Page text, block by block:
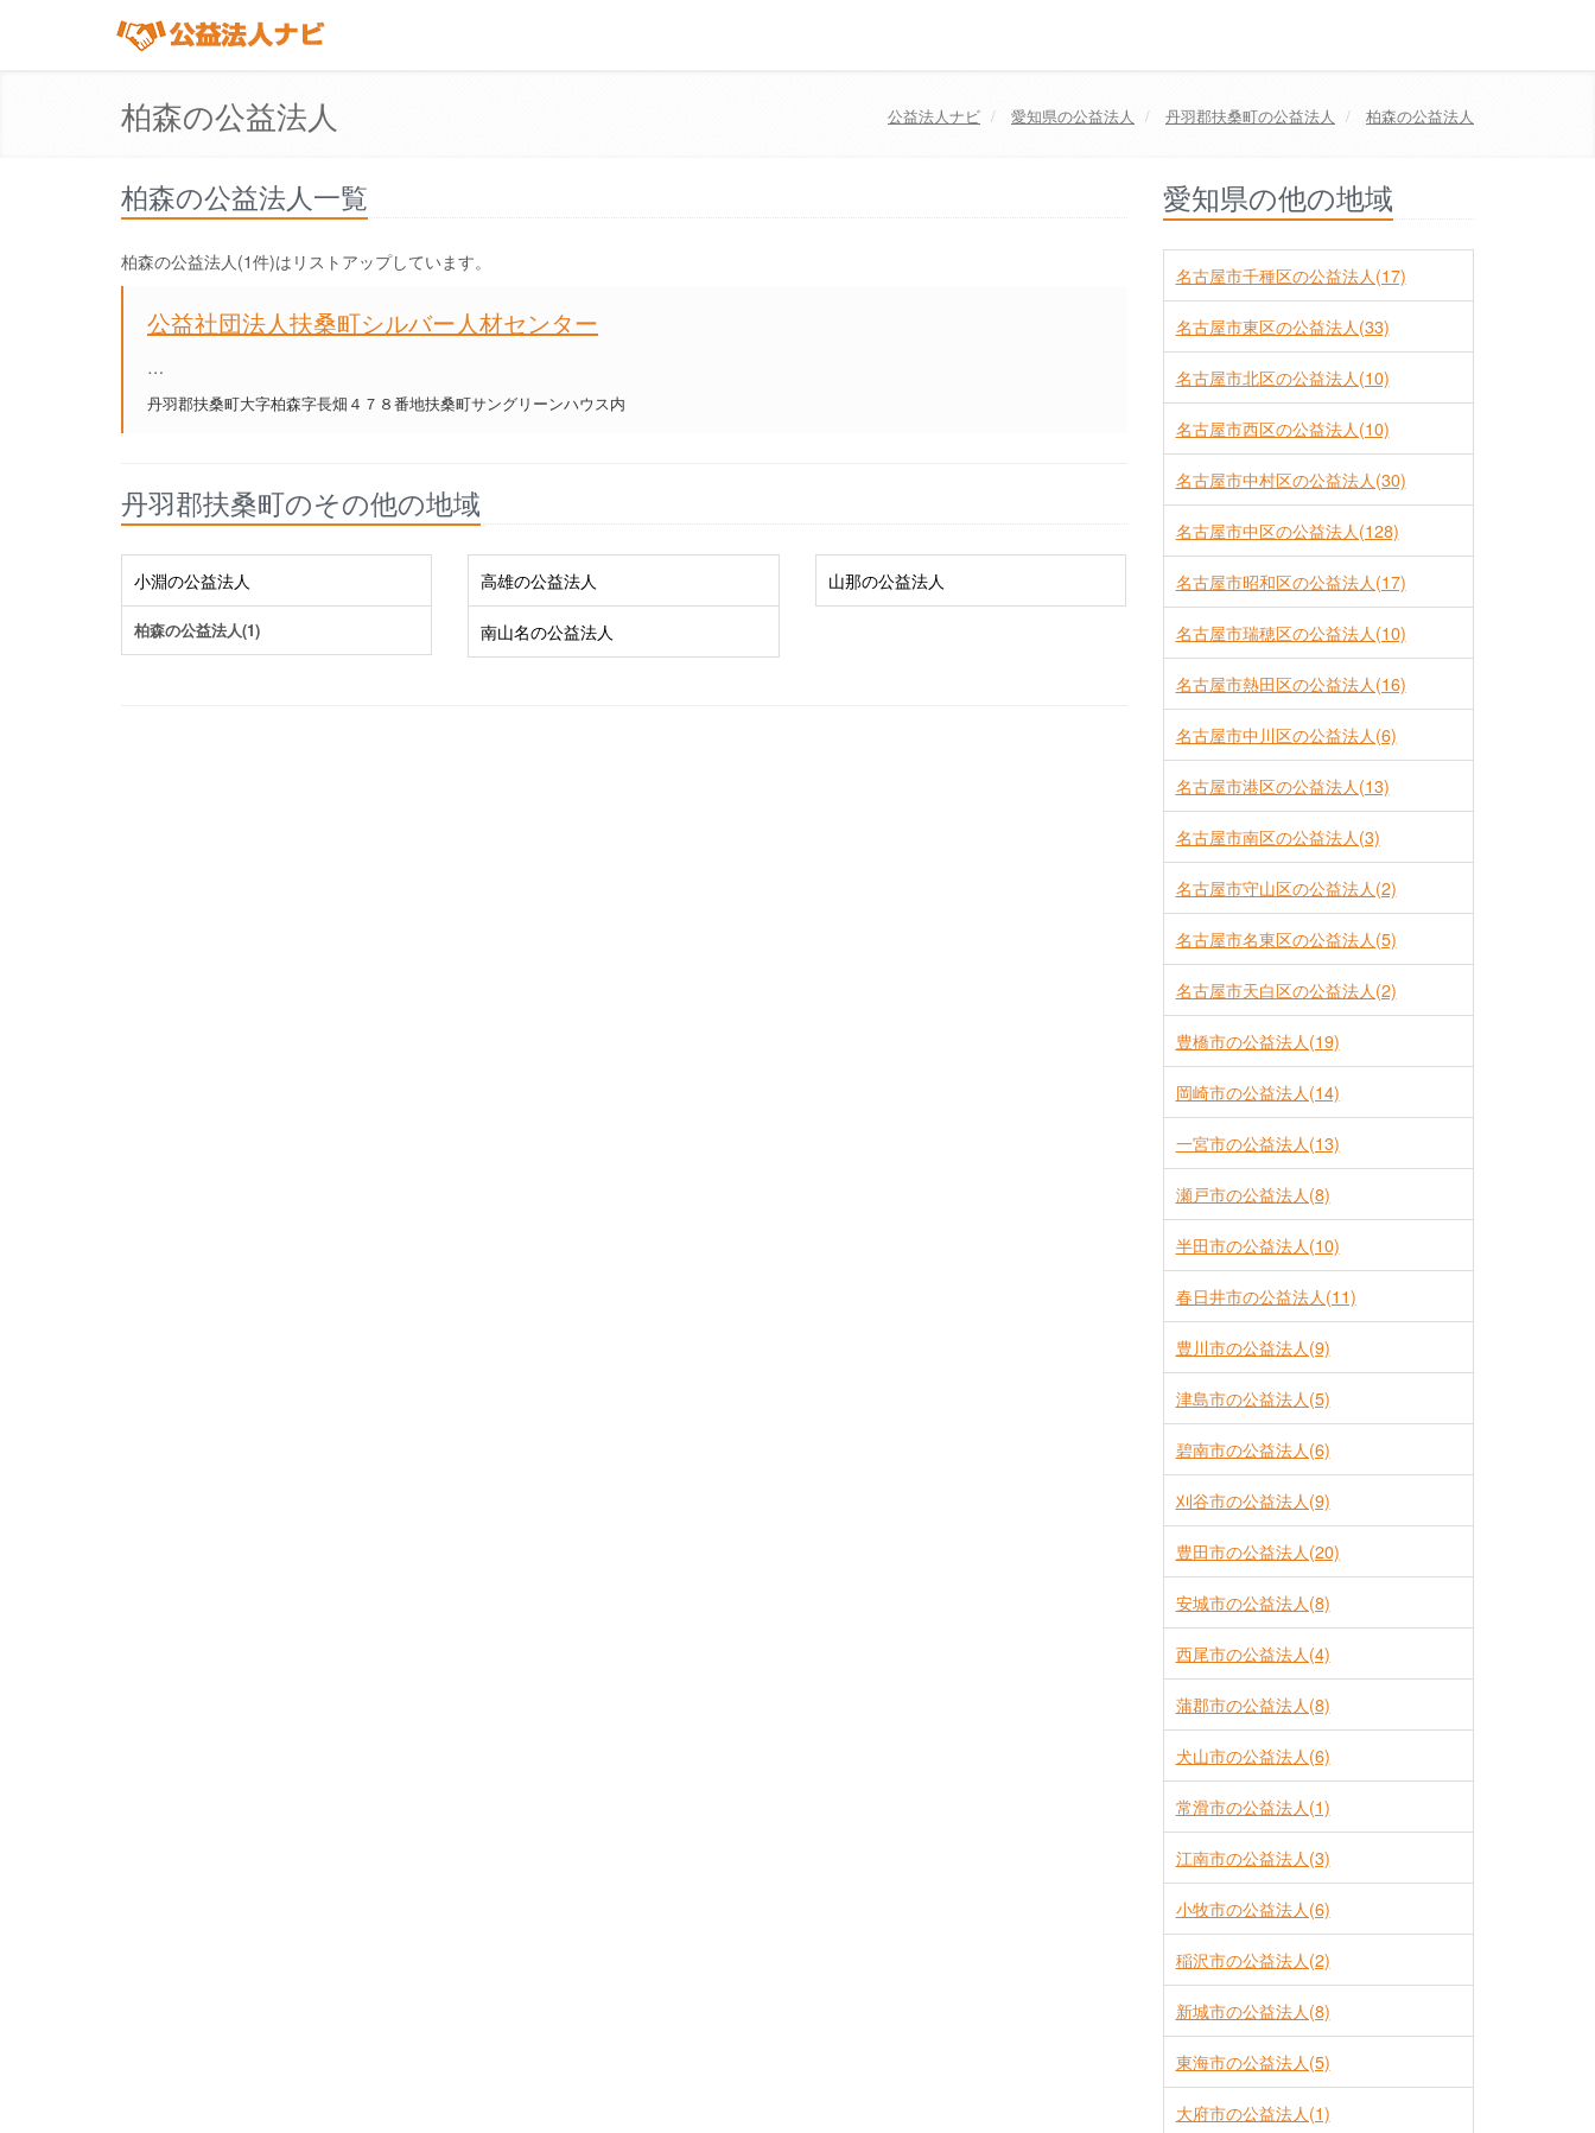
柏森の公益法人 公益法人ナビ 愛知県の公益法人 丹羽郡扶桑町の公益法人 柏森の公益法人
柏森の公益法人一覧
柏森の公益法人(1件)はリストアップしています。
公益社団法人扶桑町シルバー人材センター
…
丹羽郡扶桑町大字柏森字長畑４７８番地扶桑町サングリーンハウス内
丹羽郡扶桑町のその他の地域
小淵の公益法人
柏森の公益法人(1)
高雄の公益法人
南山名の公益法人
山那の公益法人
愛知県の他の地域
名古屋市千種区の公益法人(17)
名古屋市東区の公益法人(33)
名古屋市北区の公益法人(10)
名古屋市西区の公益法人(10)
名古屋市中村区の公益法人(30)
名古屋市中区の公益法人(128)
名古屋市昭和区の公益法人(17)
名古屋市瑞穂区の公益法人(10)
名古屋市熱田区の公益法人(16)
名古屋市中川区の公益法人(6)
名古屋市港区の公益法人(13)
名古屋市南区の公益法人(3)
名古屋市守山区の公益法人(2)
名古屋市名東区の公益法人(5)
名古屋市天白区の公益法人(2)
豊橋市の公益法人(19)
岡崎市の公益法人(14)
一宮市の公益法人(13)
瀬戸市の公益法人(8)
半田市の公益法人(10)
春日井市の公益法人(11)
豊川市の公益法人(9)
津島市の公益法人(5)
碧南市の公益法人(6)
刈谷市の公益法人(9)
豊田市の公益法人(20)
安城市の公益法人(8)
西尾市の公益法人(4)
蒲郡市の公益法人(8)
犬山市の公益法人(6)
常滑市の公益法人(1)
江南市の公益法人(3)
小牧市の公益法人(6)
稲沢市の公益法人(2)
新城市の公益法人(8)
東海市の公益法人(5)
大府市の公益法人(1)